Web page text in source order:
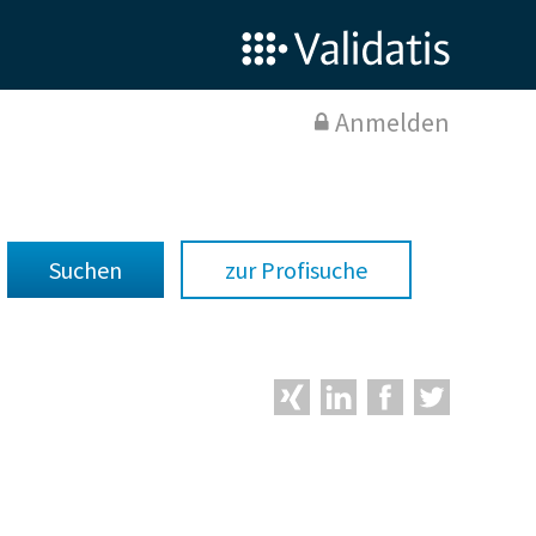
Anmelden
zur Profisuche